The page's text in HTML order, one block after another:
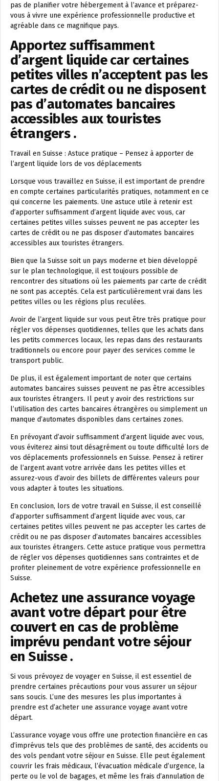
pas de planifier votre hébergement à l’avance et préparez-
vous à vivre une expérience professionnelle productive et
agréable dans ce magnifique pays.
Apportez suffisamment
d’argent liquide car certaines
petites villes n’acceptent pas les
cartes de crédit ou ne disposent
pas d’automates bancaires
accessibles aux touristes
étrangers .
Travail en Suisse : Astuce pratique – Pensez à apporter de
l’argent liquide lors de vos déplacements
Lorsque vous travaillez en Suisse, il est important de prendre
en compte certaines particularités pratiques, notamment en ce
qui concerne les paiements. Une astuce utile à retenir est
d’apporter suffisamment d’argent liquide avec vous, car
certaines petites villes suisses peuvent ne pas accepter les
cartes de crédit ou ne pas disposer d’automates bancaires
accessibles aux touristes étrangers.
Bien que la Suisse soit un pays moderne et bien développé
sur le plan technologique, il est toujours possible de
rencontrer des situations où les paiements par carte de crédit
ne sont pas acceptés. Cela est particulièrement vrai dans les
petites villes ou les régions plus reculées.
Avoir de l’argent liquide sur vous peut être très pratique pour
régler vos dépenses quotidiennes, telles que les achats dans
les petits commerces locaux, les repas dans des restaurants
traditionnels ou encore pour payer des services comme le
transport public.
De plus, il est également important de noter que certains
automates bancaires suisses peuvent ne pas être accessibles
aux touristes étrangers. Il peut y avoir des restrictions sur
l’utilisation des cartes bancaires étrangères ou simplement un
manque d’automates disponibles dans certaines zones.
En prévoyant d’avoir suffisamment d’argent liquide avec vous,
vous éviterez ainsi tout désagrément ou toute difficulté lors de
vos déplacements professionnels en Suisse. Pensez à retirer
de l’argent avant votre arrivée dans les petites villes et
assurez-vous d’avoir des billets de différentes valeurs pour
vous adapter à toutes les situations.
En conclusion, lors de votre travail en Suisse, il est conseillé
d’apporter suffisamment d’argent liquide avec vous, car
certaines petites villes peuvent ne pas accepter les cartes de
crédit ou ne pas disposer d’automates bancaires accessibles
aux touristes étrangers. Cette astuce pratique vous permettra
de régler vos dépenses quotidiennes sans contraintes et de
profiter pleinement de votre expérience professionnelle en
Suisse.
Achetez une assurance voyage
avant votre départ pour être
couvert en cas de problème
imprévu pendant votre séjour
en Suisse .
Si vous prévoyez de voyager en Suisse, il est essentiel de
prendre certaines précautions pour vous assurer un séjour
sans soucis. L’une des mesures les plus importantes à
prendre est d’acheter une assurance voyage avant votre
départ.
L’assurance voyage vous offre une protection financière en cas
d’imprévus tels que des problèmes de santé, des accidents ou
des vols pendant votre séjour en Suisse. Elle peut également
couvrir les frais médicaux, l’évacuation médicale d’urgence, la
perte ou le vol de bagages, et même les frais d’annulation de